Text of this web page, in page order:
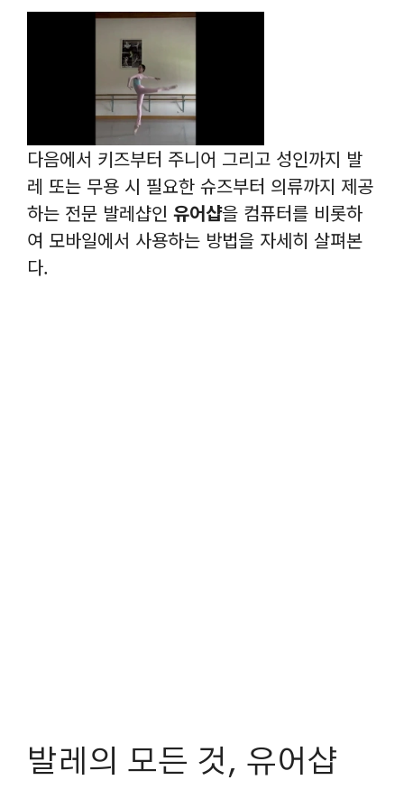
다음에서 키즈부터 주니어 그리고 성인까지 발
레 또는 무용 시 필요한 슈즈부터 의류까지 제공
하는 전문 발레샵인 유어샵을 컴퓨터를 비롯하
여 모바일에서 사용하는 방법을 자세히 살펴본
다.
발레의 모든 것, 유어샵